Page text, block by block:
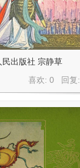
民出版社 宗静草
喜欢: 0 回复: